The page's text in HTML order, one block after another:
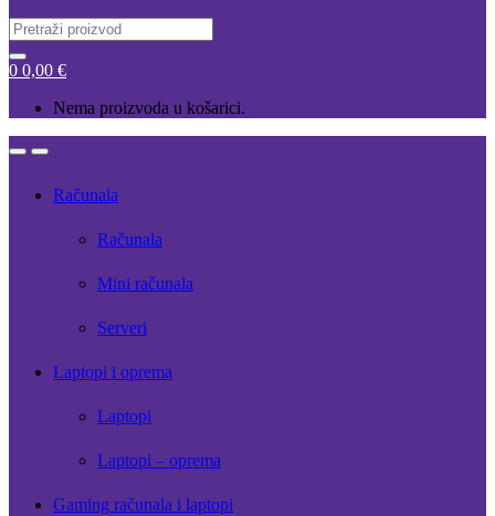
Search
for:
0 0,00 €
Nema proizvoda u košarici.
OpenClose
Računala
Računala
Mini računala
Serveri
Laptopi i oprema
Laptopi
Laptopi – oprema
Gaming računala i laptopi